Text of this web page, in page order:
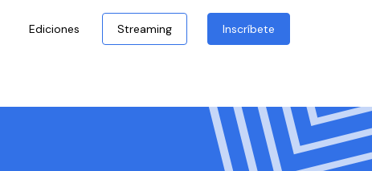
Ediciones Streaming Inscríbete